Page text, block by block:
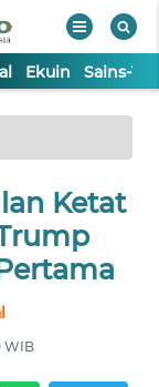
Ekuin Sains-
Ketat
WIB